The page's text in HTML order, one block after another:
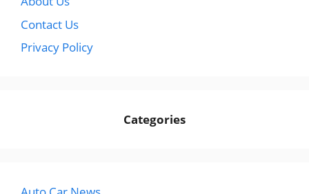
Contact Us
Privacy Policy
Categories